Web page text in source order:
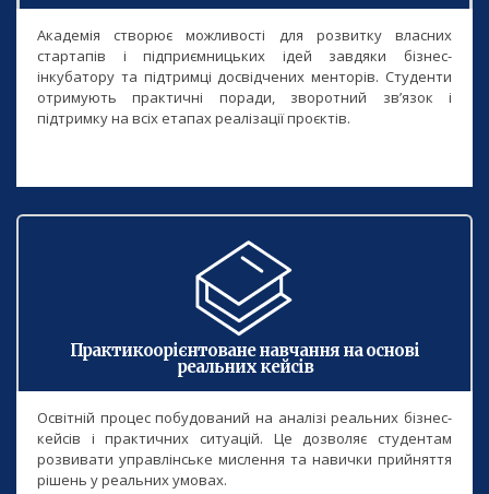
Академія створює можливості для розвитку власних
стартапів і підприємницьких ідей завдяки бізнес-
інкубатору та підтримці досвідчених менторів. Студенти
отримують практичні поради, зворотний зв’язок і
підтримку на всіх етапах реалізації проєктів.
Практикоорієнтоване навчання на основі
реальних кейсів
Освітній процес побудований на аналізі реальних бізнес-
кейсів і практичних ситуацій. Це дозволяє студентам
розвивати управлінське мислення та навички прийняття
рішень у реальних умовах.